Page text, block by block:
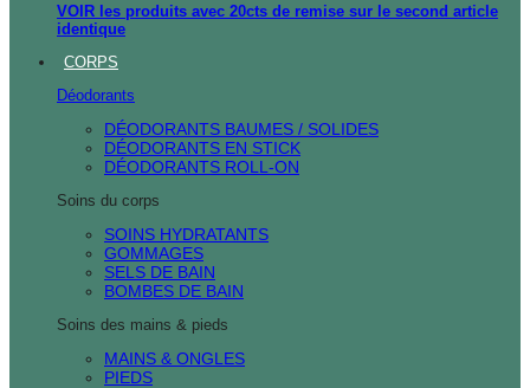
VOIR les produits avec 20cts de remise sur le second article
identique
CORPS
Déodorants
DÉODORANTS BAUMES / SOLIDES
DÉODORANTS EN STICK
DÉODORANTS ROLL-ON
Soins du corps
SOINS HYDRATANTS
GOMMAGES
SELS DE BAIN
BOMBES DE BAIN
Soins des mains & pieds
MAINS & ONGLES
PIEDS